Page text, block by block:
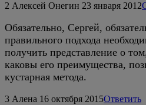
2 Алексей Онегин 23 января 2012
Обязательно, Сергей,
правильного подхода
получить представление о
каковы его преимущества,
кустарная метода.
3 Алена 16 октября 2015Ответить